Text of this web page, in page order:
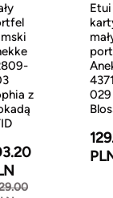
z
029